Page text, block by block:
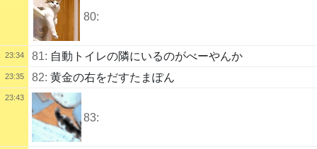
80:
23:34 81: 自動トイレの隣にいるのがべーやんか
23:35 82: 黄金の右をだすたまぽん
23:43
83: